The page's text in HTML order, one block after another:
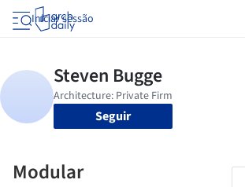
Iniciar sessão
Seguir
Modular